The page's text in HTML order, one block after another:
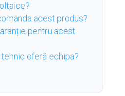
acest produs?
pentru acest
oferă echipa?